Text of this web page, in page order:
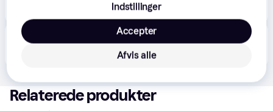
EUKANUBA Labrador Retriever 12 kg - 12 kg
Produktet fås også hos butikker
betalende kunde i denne kategori.
Vis alle
Relaterede produkter
Indstillinger
Afvis alle
Accepter